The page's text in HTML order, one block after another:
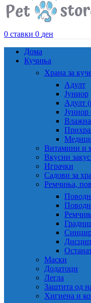
0 ставки 0 ден
Дома
Кучиња
Храна за
Адулт
Јуниор
Адулт
Јуниор
Витамини и
Вкусни
Играчки
Садови за
Ремчиња,
Маски
Додатоци
Легла
Заштита од
Хигиена и